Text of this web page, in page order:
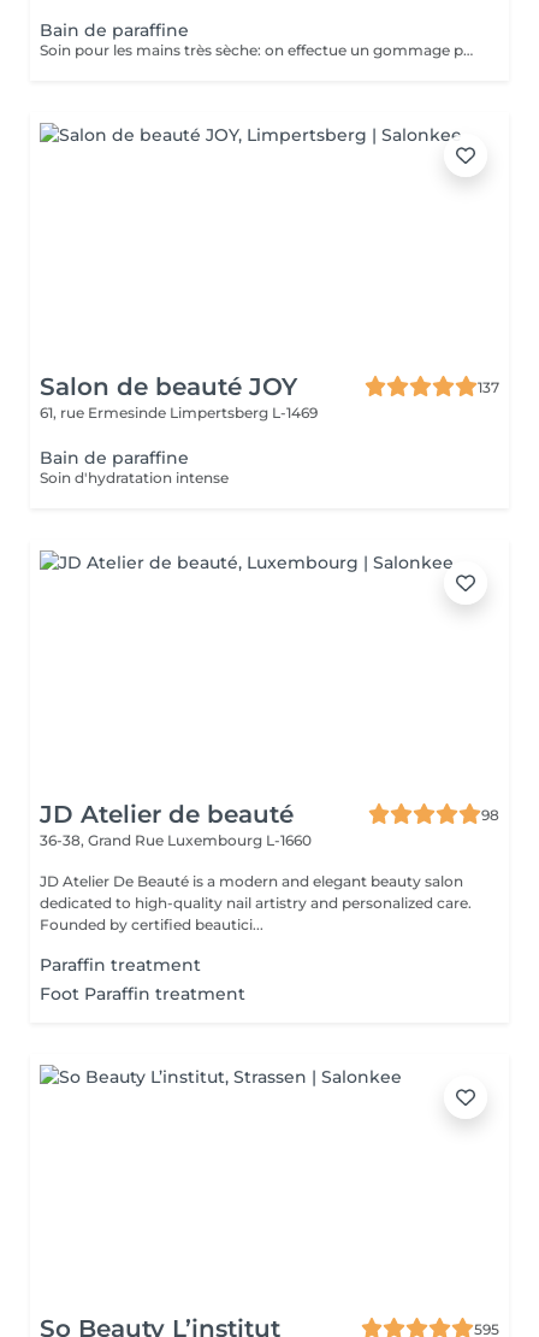
Bain de paraffine
Soin pour les mains très sèche: on effectue un gommage pour enlever les peaux mortes, on applique une crème très grasse et on trempe les mains dans la paraffine chaude pour faire pénétrer la crème en profondeur et redonner aux mains la douceur. Après un temps de pose nous terminons par un massage des mains pour faire pénétrer l'excédant de crème.
Salon de beauté JOY
137
61, rue Ermesinde Limpertsberg L-1469
Bain de paraffine
Soin d'hydratation intense
JD Atelier de beauté
98
36-38, Grand Rue Luxembourg L-1660
JD Atelier De Beauté is a modern and elegant beauty salon
dedicated to high-quality nail artistry and personalized care.
Founded by certified beautici...
Paraffin treatment
Foot Paraffin treatment
So Beauty L’institut 595